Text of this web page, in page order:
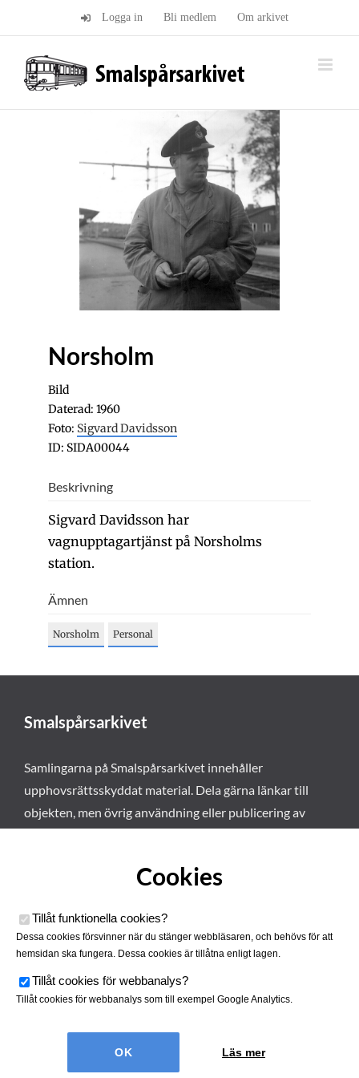
Logga in Bli medlem Om arkivet
Norsholm
Bild
Daterad: 1960
Foto: Sigvard Davidsson
ID: SIDA00044
Beskrivning
Sigvard Davidsson har
vagnupptagartjänst på Norsholms
station.
Ämnen
Norsholm Personal
Smalspårsarkivet
Samlingarna på Smalspårsarkivet innehåller
upphovsrättsskyddat material. Dela gärna länkar till
objekten, men övrig användning eller publicering av
Smalspårsarkivet drivs av
Tjustbygdens Järnvägsförening
Cookies
Tillåt funktionella cookies?
Dessa cookies försvinner när du stänger webbläsaren, och behövs för att
hemsidan ska fungera. Dessa cookies är tillåtna enligt lagen.
Tillåt cookies för webbanalys?
Tillåt cookies för webbanalys som till exempel Google Analytics.
Läs mer
Cookies